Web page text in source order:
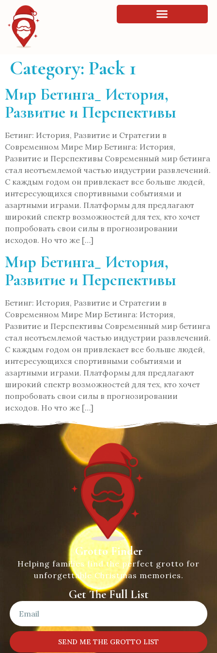
Category: Pack 1
Мир Бетинга_ История,
Развитие и Перспективы
Бетинг: История, Развитие и Стратегии в
Современном Мире Мир Бетинга: История,
Развитие и Перспективы Современный мир бетинга
стал неотъемлемой частью индустрии развлечений.
С каждым годом он привлекает все больше людей,
интересующихся спортивными событиями и
азартными играми. Платформы для предлагают
широкий спектр возможностей для тех, кто хочет
попробовать свои силы в прогнозировании
исходов. Но что же […]
Мир Бетинга_ История,
Развитие и Перспективы
Бетинг: История, Развитие и Стратегии в
Современном Мире Мир Бетинга: История,
Развитие и Перспективы Современный мир бетинга
стал неотъемлемой частью индустрии развлечений.
С каждым годом он привлекает все больше людей,
интересующихся спортивными событиями и
азартными играми. Платформы для предлагают
широкий спектр возможностей для тех, кто хочет
попробовать свои силы в прогнозировании
исходов. Но что же […]
Grotto Finder
Helping families find the perfect grotto for
unforgettable Christmas memories.
Get The Full List
SEND ME THE GROTTO LIST